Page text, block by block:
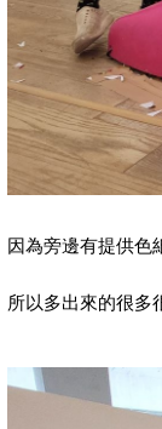
因為旁邊有提供色
所以多出來的很多